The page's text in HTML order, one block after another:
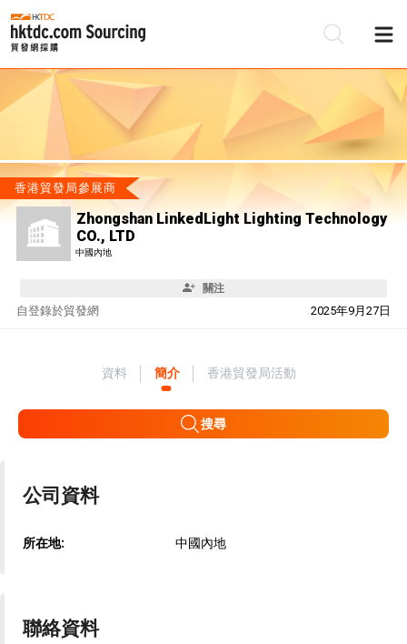
香港貿發局參展商
Zhongshan LinkedLight Lighting Technology
CO., LTD
中國內地
關注
自 2025年9月27日
登錄於貿發網
資料 簡介 香港貿發局活動
搜尋
公司資料
所在地: 中國內地
聯絡資料